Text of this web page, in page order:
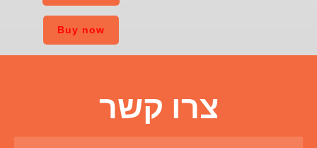
Buy now
צרו קשר